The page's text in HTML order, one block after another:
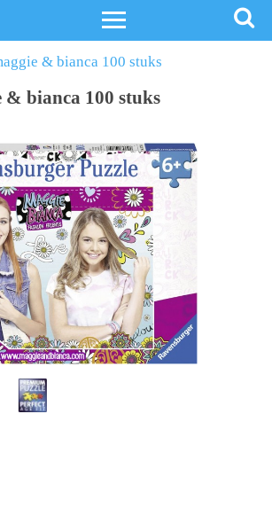
& bianca 100 stuks
& bianca 100 stuks